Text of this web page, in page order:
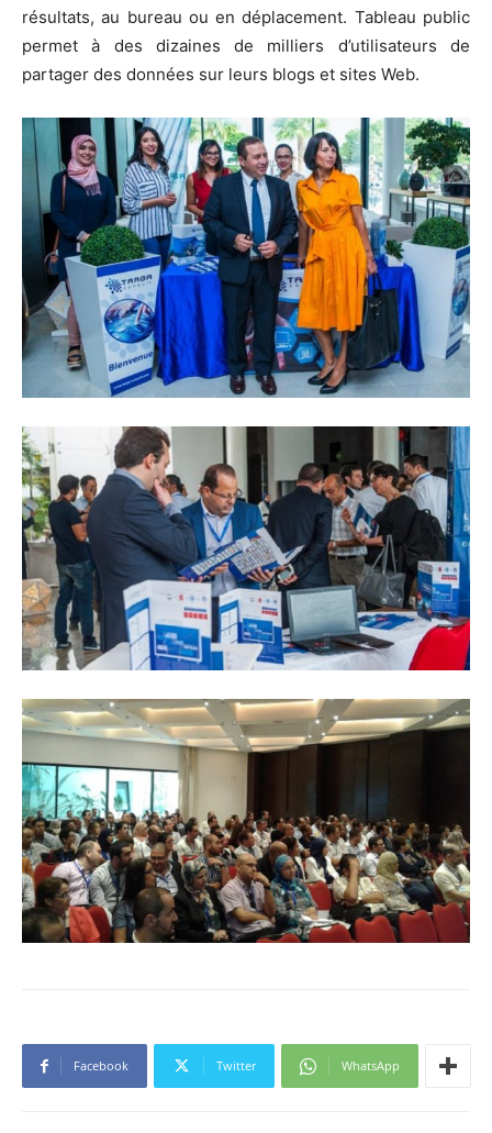
résultats, au bureau ou en déplacement. Tableau public
permet à des dizaines de milliers d’utilisateurs de
partager des données sur leurs blogs et sites Web.
Facebook Twitter WhatsApp